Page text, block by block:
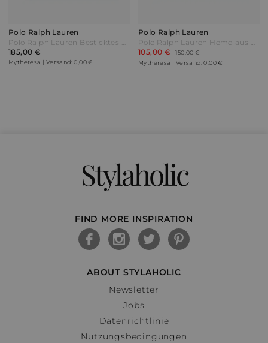
Polo Ralph Lauren
Polo Ralph Lauren Besticktes Hemd aus Leinen Weiß
185,00 €
Mytheresa | Versand: 0,00 €
Polo Ralph Lauren
Polo Ralph Lauren Hemd aus Baumwolle Beige
105,00 €
150,00 €
Mytheresa | Versand: 0,00 €
Stylaholic
FIND MORE INSPIRATION
ABOUT STYLAHOLIC
Newsletter
Jobs
Datenrichtlinie
Nutzungsbedingungen